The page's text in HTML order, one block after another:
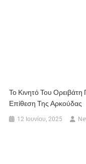
Το Κινητό Του Ορειβάτη
Επίθεση Της Αρκούδας
12 Ιουνίου, 2025